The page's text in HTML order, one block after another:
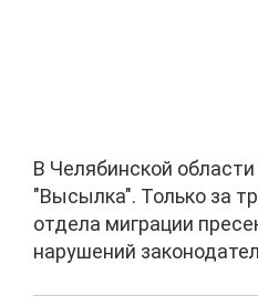
В Челябинской
"Высылка". Только за
отдела миграции
нарушений